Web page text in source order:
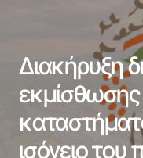
Διακήρυξη
εκμίσθωσης
ισόγειο του